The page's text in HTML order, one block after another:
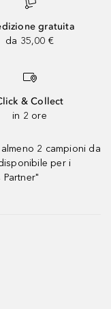
gratuita
da 35,00 €
& Collect
in 2 ore
2 campioni da
per i